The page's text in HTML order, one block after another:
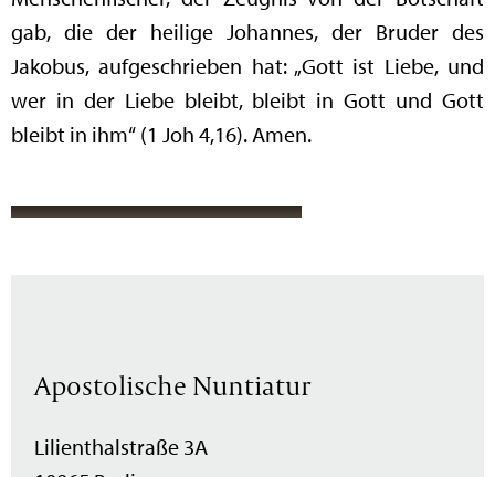
gab, die der heilige Johannes, der Bruder des
Jakobus, aufgeschrieben hat: „Gott ist Liebe, und
wer in der Liebe bleibt, bleibt in Gott und Gott
bleibt in ihm“ (1 Joh 4,16). Amen.
Apostolische Nuntiatur
Lilienthalstraße 3A